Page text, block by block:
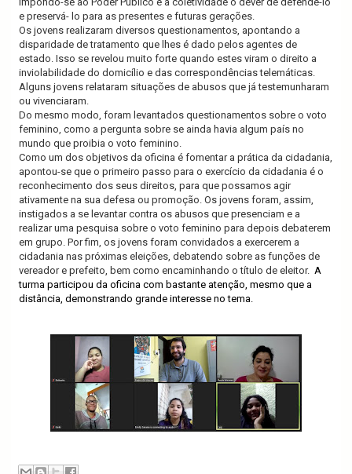
e preservá- lo para as presentes e futuras gerações.
Os jovens realizaram diversos questionamentos, apontando a
disparidade de tratamento que lhes é dado pelos agentes de
estado. Isso se revelou muito forte quando estes viram o direito a
inviolabilidade do domicílio e das correspondências telemáticas.
Alguns jovens relataram situações de abusos que já testemunharam
ou vivenciaram.
Do mesmo modo, foram levantados questionamentos sobre o voto
feminino, como a pergunta sobre se ainda havia algum país no
mundo que proibia o voto feminino.
Como um dos objetivos da oficina é fomentar a prática da cidadania,
apontou-se que o primeiro passo para o exercício da cidadania é o
reconhecimento dos seus direitos, para que possamos agir
ativamente na sua defesa ou promoção. Os jovens foram, assim,
instigados a se levantar contra os abusos que presenciam e a
realizar uma pesquisa sobre o voto feminino para depois debaterem
em grupo. Por fim, os jovens foram convidados a exercerem a
cidadania nas próximas eleições, debatendo sobre as funções de
vereador e prefeito, bem como encaminhando o título de eleitor. A
turma participou da oficina com bastante atenção, mesmo que a
distância, demonstrando grande interesse no tema.